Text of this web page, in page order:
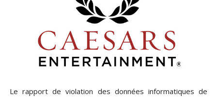
Le rapport de violation des données informatiques de